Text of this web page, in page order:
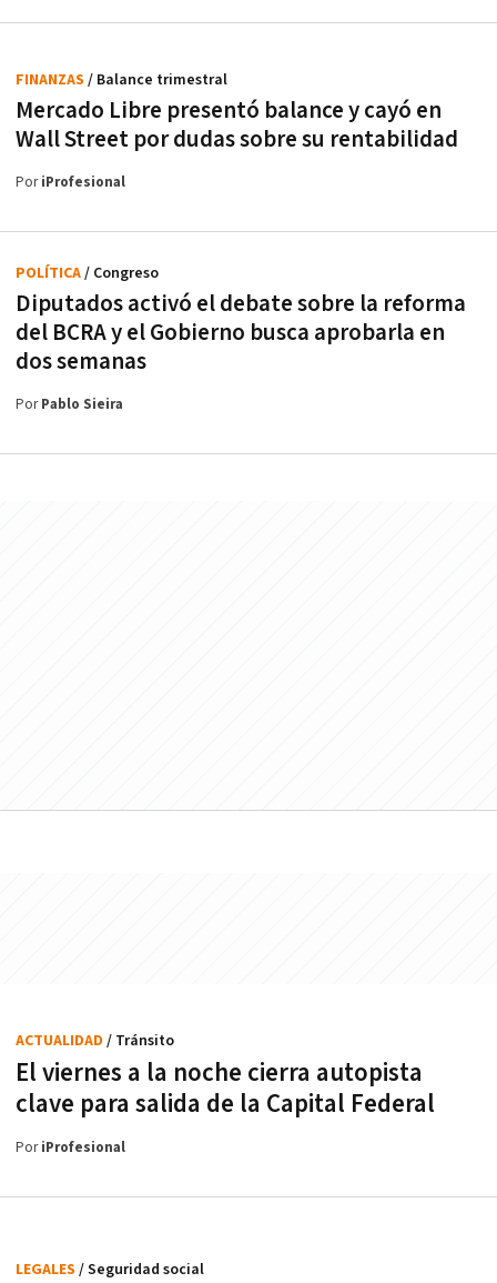
Mercado Libre presentó balance y cayó en
Wall Street por dudas sobre su rentabilidad
FINANZAS / Balance trimestral
PoriProfesional
Diputados activó el debate sobre la reforma
del BCRA y el Gobierno busca aprobarla en
dos semanas
POLÍTICA/ Congreso
PorPablo Sieira
El viernes a la noche cierra autopista
clave para salida de la Capital Federal
ACTUALIDAD / Tránsito
PoriProfesional
LEGALES / Seguridad social